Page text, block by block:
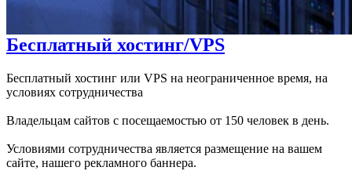
Бесплатный хостинг/VPS
Бесплатный хостинг или VPS на неограниченное время, на
условиях сотрудничества
Владельцам сайтов с посещаемостью от 150 человек в день.
Условиями сотрудничества является размещение на вашем
сайте, нашего рекламного баннера.